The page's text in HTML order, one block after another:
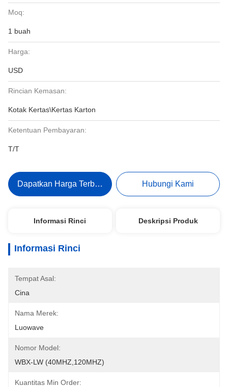
Moq:
1 buah
Harga:
USD
Rincian Kemasan:
Kotak Kertas\Kertas Karton
Ketentuan Pembayaran:
T/T
Dapatkan Harga Terbaik Hubungi Kami
Informasi Rinci Deskripsi Produk
Informasi Rinci
Tempat Asal:
Cina
Nama Merek:
Luowave
Nomor Model:
WBX-LW (40MHZ,120MHZ)
Kuantitas Min Order: